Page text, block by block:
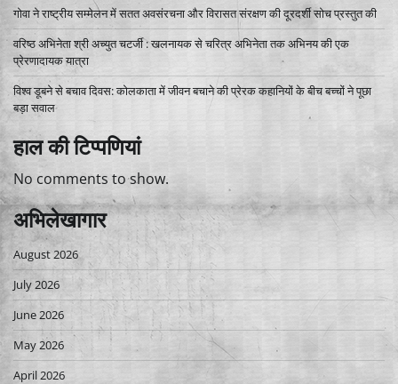
गोवा ने राष्ट्रीय सम्मेलन में सतत अवसंरचना और विरासत संरक्षण की दूरदर्शी सोच प्रस्तुत की
वरिष्ठ अभिनेता श्री अच्युत चटर्जी : खलनायक से चरित्र अभिनेता तक अभिनय की एक
प्रेरणादायक यात्रा
विश्व डूबने से बचाव दिवस: कोलकाता में जीवन बचाने की प्रेरक कहानियों के बीच बच्चों ने पूछा
बड़ा सवाल
हाल की टिप्पणियां
No comments to show.
अभिलेखागार
August 2026
July 2026
June 2026
May 2026
April 2026